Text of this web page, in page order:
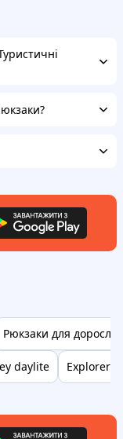
Рюкзаки для дорослих
daylite Explorer